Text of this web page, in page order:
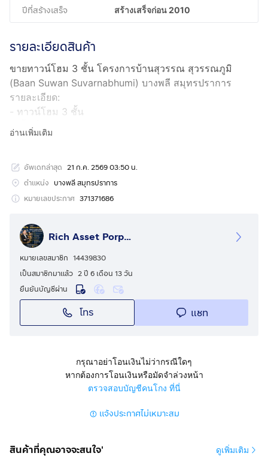
ปีที่สร้างเสร็จ สร้างเสร็จก่อน 2010
รายละเอียดสินค้า
ขายทาวน์โฮม 3 ชั้น โครงการบ้านสุวรรณ สุวรรณภูมิ
(Baan Suwan Suvarnabhumi) บางพลี สมุทรปราการ
รายละเอียด:
- ทาวน์โฮม 3 ชั้น
- เนื้อที่ 21 ตร.ว.
- 5 ห้องนอน 3 ห้องน้ำ 1 จอด
- 1 ห้องโถง 1 ห้องครัว
- แอร์ 2 เครื่อง
- ปั๊มน้ำ,ถังเก็บน้ำ
- โครงการติดถนนเดินทางสะดวก
- บ้านหันหน้าทางทิศตะวันออกเฉียงเหนือ
ทำเลที่ตั้ง :
- หมู่บ้านสุวรรณ-สุวรรณภูมิ
- ตำบลบางพลีใหญ่ อำเภอบางพลี
- จังหวัดสมุทรปราการ รหัส 10540
- ตลาดเสรีไนท์มาร์เก็ต
- สถาบันเทคโนโลยีแห่งสุวรรณภูมิ
- รร.วัดบางพลีใหญ่กลาง
อ่านเพิ่มเติม
อัพเดทล่าสุด 21 ก.ค. 2569 03:50 น.
ตำแหน่ง บางพลี สมุทรปราการ
หมายเลขประกาศ 371371686
Rich Asset Porperty
หมายเลขสมาชิก 14439830
เป็นสมาชิกมาแล้ว 2 ปี 6 เดือน 13 วัน
ยืนยันบัญชีผ่าน
โทร แชท
กรุณาอย่าโอนเงินไม่ว่ากรณีใดๆ
หากต้องการโอนเงินหรือมัดจำล่วงหน้า
ตรวจสอบบัญชีคนโกง ที่นี่
แจ้งประกาศไม่เหมาะสม
สินค้าที่คุณอาจจะสนใจ' ดูเพิ่มเติม